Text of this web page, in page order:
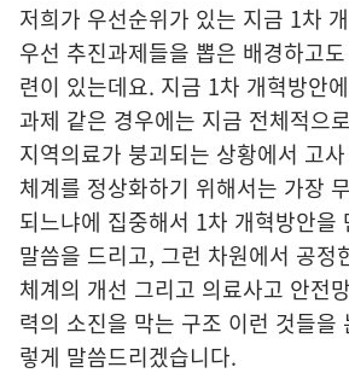
저희가 우선순위가 있는 지금 1차
우선 추진과제들을 뽑은 배경하고
련이 있는데요. 지금 1차 개혁방안
과제 같은 경우에는 지금 전체적으
지역의료가 붕괴되는 상황에서 고
체계를 정상화하기 위해서는 가장
되느냐에 집중해서 1차 개혁방안을
말씀을 드리고, 그런 차원에서 공정
체계의 개선 그리고 의료사고 안전
력의 소진을 막는 구조 이런 것들을
렇게 말씀드리겠습니다.